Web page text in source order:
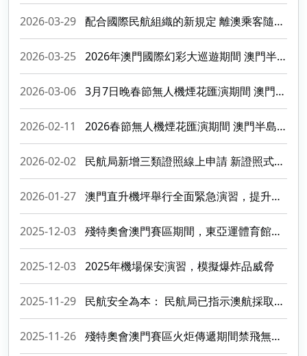
2026-03-29 配合國際民航組織的新規定 離澳乘客隨身攜最多兩個行動電源且機上嚴禁對行動電源充電
2026-03-25 2026年澳門國際幻彩大巡遊期間 澳門半島禁飛無人機
2026-03-06 3月7日晚春節無人機煙花匯演期間 澳門半島實施無人機禁飛
2026-02-11 2026春節無人機煙花匯演期間 澳門半島禁飛無人機
2026-02-02 民航局新增三類證照線上申請 新證照式樣正式生效
2026-01-27 澳門直升機坪舉行全面緊急演習，提升突發事故協同應變能力
2025-12-03 殘特奧會澳門賽區期間，東亞運體育館禁飛無人機
2025-12-03 2025年機場保安演習，模擬爆炸品威脅
2025-11-29 民航安全為本： 民航局已指示澳航採取空中巴士公司要求的軟件更新
2025-11-26 殘特奧會澳門賽區火炬傳遞期間禁飛無人機